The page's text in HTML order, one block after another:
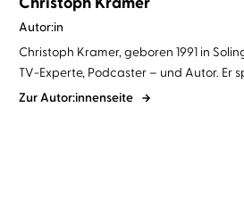
Autor:in
Christoph Kramer, geboren 1991 in
TV-Experte, Podcaster – und Autor. Er
Zur Autor:innenseite